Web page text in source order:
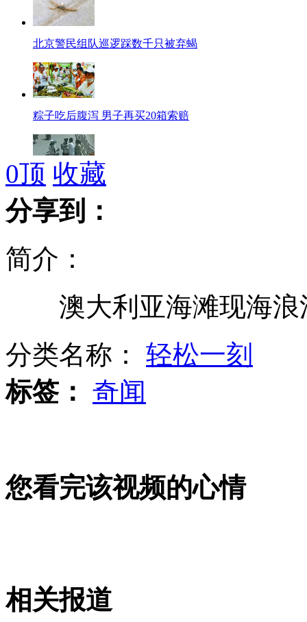
北京警民组队巡逻踩数千只被弃蝎
粽子吃后腹泻 男子再买20箱索赔
实拍：高温晒晕交警 路人施救
5.7亿巨奖得主现身领走全部奖金
湖南小伙连熬11天看欧洲杯梦中猝死
美日韩史上第一次举行联合军演
山西运城恶犬咬伤多人 警民合力深夜将其击毙
0顶 收藏
分享到：
简介：
澳大利亚海滩现海浪
分类名称： 轻松一刻
标签： 奇闻
您看完该视频的心情
相关报道